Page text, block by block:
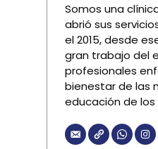
Somos una
abrió sus
el 2015, desde
gran trabajo del
profesionales
bienestar de las
educación de